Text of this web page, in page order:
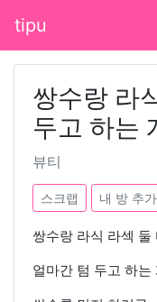
tipu
쌍수랑 라
두고 하는
뷰티
스크랩 내 방 추가
쌍수랑 라식 라섹 둘
얼마간 텀 두고 하는